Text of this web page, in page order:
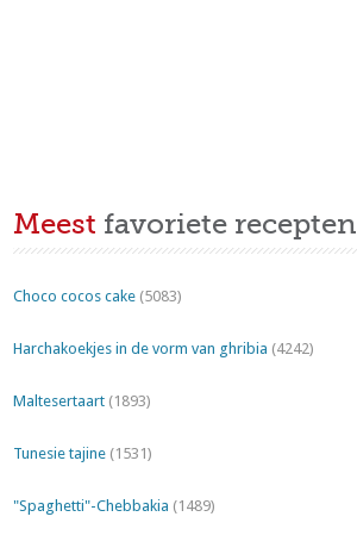
Meest favoriete recepten
Choco cocos cake (5083)
Harchakoekjes in de vorm van ghribia (4242)
Maltesertaart (1893)
Tunesie tajine (1531)
"Spaghetti"-Chebbakia (1489)